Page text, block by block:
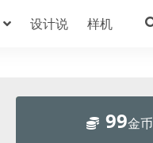
设计说 样机
99金币